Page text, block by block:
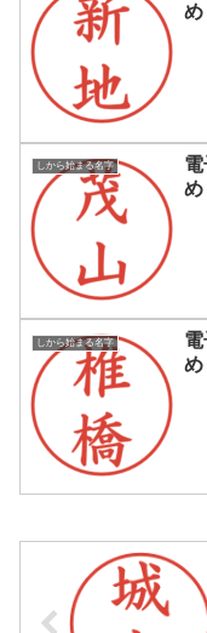
め
しから始まる名字
め
しから始まる名字
め